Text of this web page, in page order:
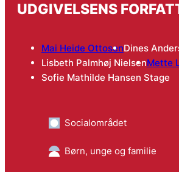
UDGIVELSENS
Mai Heide OttosenDines
Lisbeth Palmhøj NielsenMette
Sofie Mathilde Hansen Stage
Socialområdet
Børn, unge og familie